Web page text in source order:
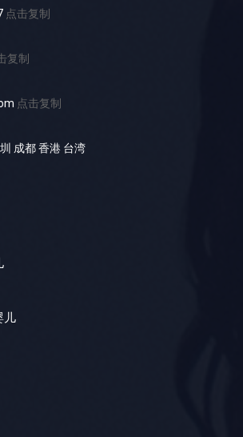
点击复制
复制
点击复制
成都 香港 台湾
儿